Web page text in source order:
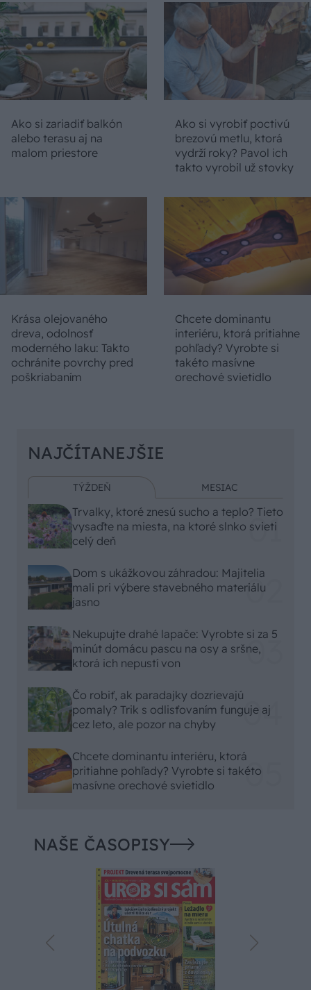
Ako si zariadiť balkón
alebo terasu aj na
malom priestore
Ako si vyrobiť poctivú
brezovú metlu, ktorá
vydrží roky? Pavol ich
takto vyrobil už stovky
Krása olejovaného
dreva, odolnosť
moderného laku: Takto
ochránite povrchy pred
poškriabaním
Chcete dominantu
interiéru, ktorá pritiahne
pohľady? Vyrobte si
takéto masívne
orechové svietidlo
NAJČÍTANEJŠIE
TÝŽDEŇ MESIAC
Trvalky, ktoré znesú sucho a teplo? Tieto
vysaďte na miesta, na ktoré slnko svieti
celý deň
Dom s ukážkovou záhradou: Majitelia
mali pri výbere stavebného materiálu
jasno
Nekupujte drahé lapače: Vyrobte si za 5
minút domácu pascu na osy a sršne,
ktorá ich nepustí von
Čo robiť, ak paradajky dozrievajú
pomaly? Trik s odlisťovaním funguje aj
cez leto, ale pozor na chyby
Chcete dominantu interiéru, ktorá
pritiahne pohľady? Vyrobte si takéto
masívne orechové svietidlo
NAŠE ČASOPISY